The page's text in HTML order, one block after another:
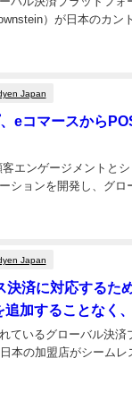
）が日本のカン
Japan
eコマースから
エンゲージメントと
ションを開発し、グロ
Japan
決済に対応するた
加することなく
ているグローバル決
本の加盟店がシームレ